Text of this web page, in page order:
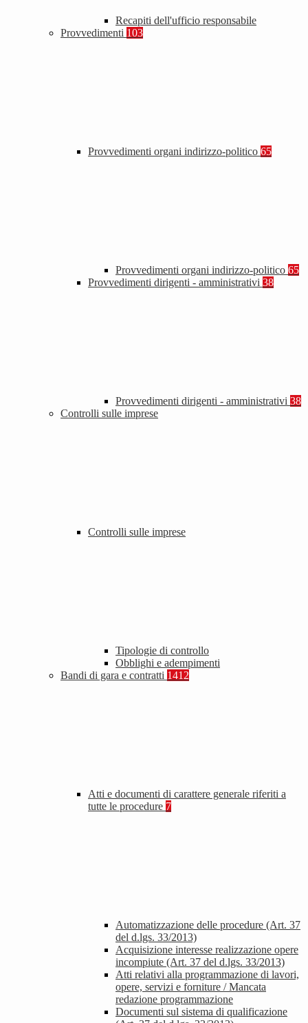
Recapiti dell'ufficio responsabile
Provvedimenti 103
Provvedimenti organi indirizzo-politico 65
Provvedimenti organi indirizzo-politico 65
Provvedimenti dirigenti - amministrativi 38
Provvedimenti dirigenti - amministrativi 38
Controlli sulle imprese
Controlli sulle imprese
Tipologie di controllo
Obblighi e adempimenti
Bandi di gara e contratti 1412
Atti e documenti di carattere generale riferiti a
tutte le procedure 7
Automatizzazione delle procedure (Art. 37
del d.lgs. 33/2013)
Acquisizione interesse realizzazione opere
incompiute (Art. 37 del d.lgs. 33/2013)
Atti relativi alla programmazione di lavori,
opere, servizi e forniture / Mancata
redazione programmazione
Documenti sul sistema di qualificazione